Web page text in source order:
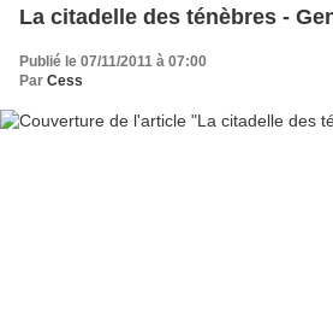
La citadelle des ténèbres -
Publié le 07/11/2011 à 07:00
Par Cess